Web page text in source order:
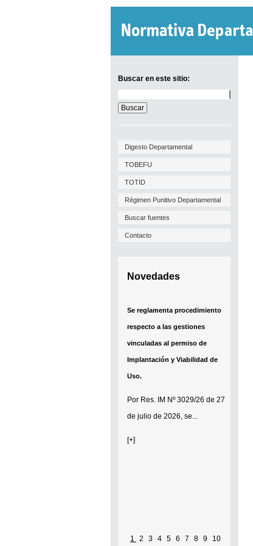
Buscar en este sitio:
en
este
sitio:
Digesto Departamental
TOBEFU
TOTID
Régimen Punitivo Departamental
Buscar fuentes
Contacto
Novedades
Se reglamenta procedimiento
respecto a las gestiones
vinculadas al permiso de
Implantación y Viabilidad de
Uso.
Por Res. IM Nº 3029/26 de 27
de julio de 2026, se...
[+]
1 2 3 4 5 6 7 8 9 10